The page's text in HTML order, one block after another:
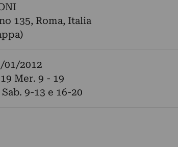
135, Roma, Italia
01/2012
Mer. 9 - 19
9-13 e 16-20